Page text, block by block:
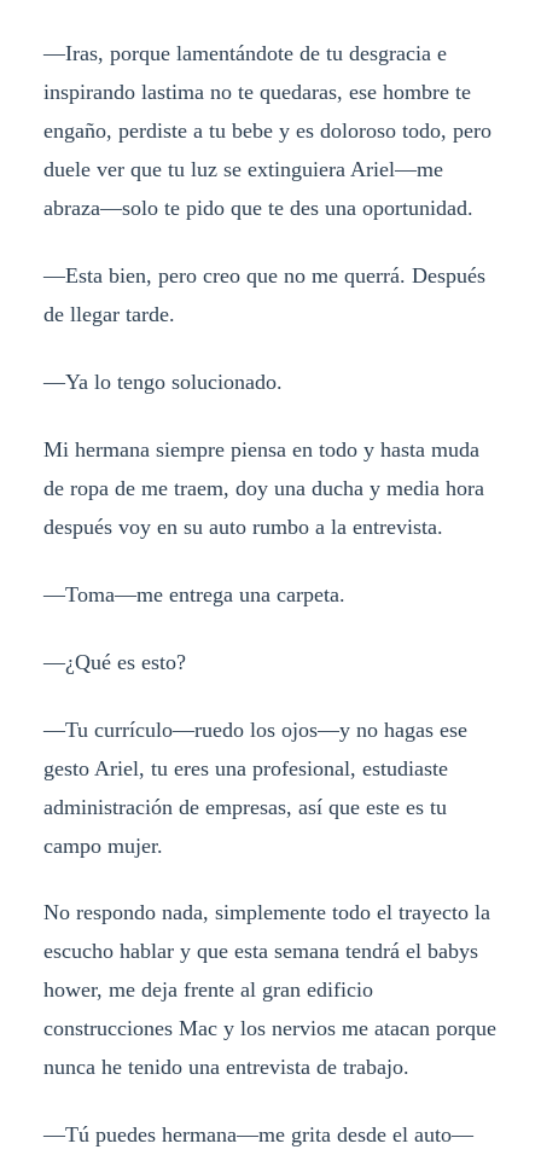
—Iras, porque lamentándote de tu desgracia e
inspirando lastima no te quedaras, ese hombre te
engaño, perdiste a tu bebe y es doloroso todo, pero
duele ver que tu luz se extinguiera Ariel—me
abraza—solo te pido que te des una oportunidad.
—Esta bien, pero creo que no me querrá. Después
de llegar tarde.
—Ya lo tengo solucionado.
Mi hermana siempre piensa en todo y hasta muda
de ropa de me traem, doy una ducha y media hora
después voy en su auto rumbo a la entrevista.
—Toma—me entrega una carpeta.
—¿Qué es esto?
—Tu currículo—ruedo los ojos—y no hagas ese
gesto Ariel, tu eres una profesional, estudiaste
administración de empresas, así que este es tu
campo mujer.
No respondo nada, simplemente todo el trayecto la
escucho hablar y que esta semana tendrá el babys
hower, me deja frente al gran edificio
construcciones Mac y los nervios me atacan porque
nunca he tenido una entrevista de trabajo.
—Tú puedes hermana—me grita desde el auto—